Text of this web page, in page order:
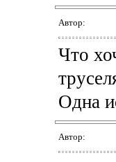
Автор:
Что
Одна
Автор: